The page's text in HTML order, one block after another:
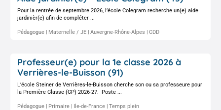
Pour la rentrée de septembre 2026, l’école Colegram recherche un(e) aide
jardinièr(e) afin de compléter ...
Pédagogue Maternelle / JE Auvergne-Rhône-Alpes CDD
Professeur(e) pour la 1e classe 2026 à
Verrières-le-Buisson (91)
L’école Steiner de Verrières-le-Buisson cherche son ou sa professeure pour
la Première Classe (CP) 2026-27. Poste ...
Pédagogue Primaire Ile-de-France Temps plein